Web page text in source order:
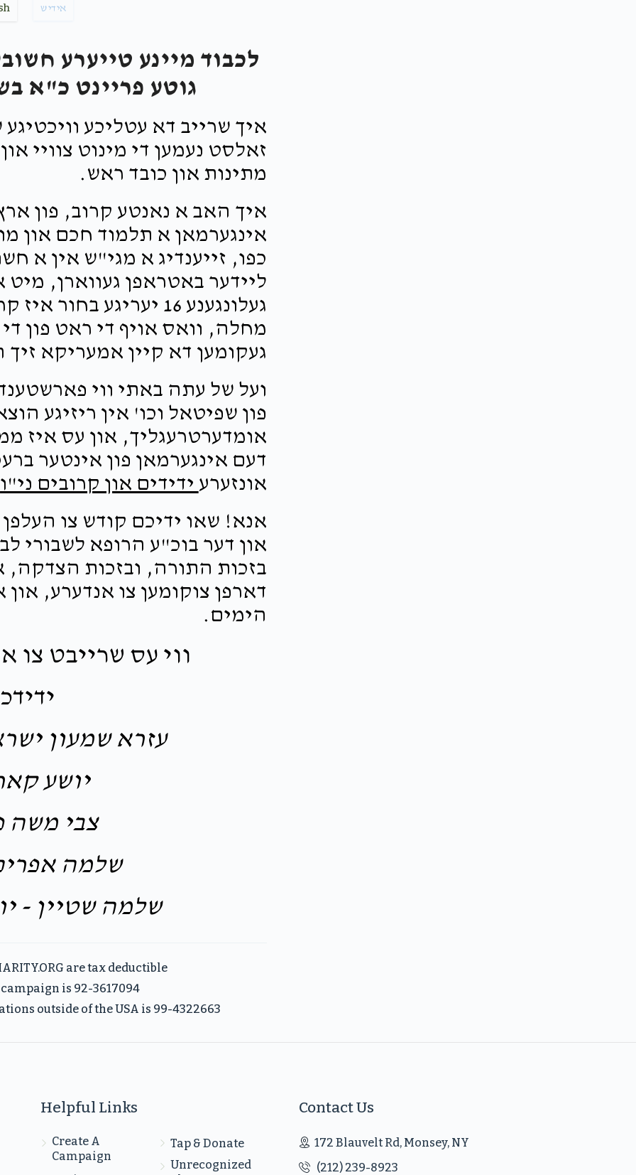
$100.00
אידיש
לכבוד מיינע טייערע
גוטע פריינט כ"א
איך שרייב דא עטליכע
זאלסט נעמען די מינוט צוויי
מתינות און כובד ראש.
איך האב א נאנטע קרוב, פון
אינגערמאן א תלמוד חכם און
כפו, זייענדיג א מגי"ש אין א
ליידער באטראפן געווארן, מיט
געלונגענע 16 יעריגע
מחלה, וואס אויף די ראט פון
געקומען דא קיין אמעריקא זיך
ועל של עתה באתי ווי
פון שפיטאל וכו' אין ריזיגע
אומדערטרעגליך, און עס איז
דעם אינגערמאן פון אינטער
אונזערע ידידים און קרובים ני"ו
אנא! שאו ידיכם קודש צו
און דער בוכ"ע הרופא לשבורי
בזכות התורה, ובזכות הצדקה,
דארפן צוקומען צו אנדערע,
הימים.
ווי עס שרייבט צו
עזרא שמעון
יושע
צבי משה
שלמה
שלמה שטיין -
are tax deductible
is 92-3617094
outside of the USA is 99-4322663
Helpful Links
Create A
Campaign
Tap & Donate
Unrecognized
Contact Us
172 Blauvelt Rd, Monsey, NY
(212) 239-8923